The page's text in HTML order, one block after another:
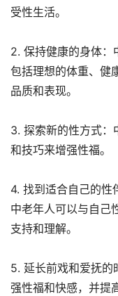
受性生活。
2. 保持健康的身体：
包括理想的体重、健
品质和表现。
3. 探索新的性方式：
和技巧来增强性福。
4. 找到适合自己的性
中老年人可以与自己
支持和理解。
5. 延长前戏和爱抚的
强性福和快感，并提